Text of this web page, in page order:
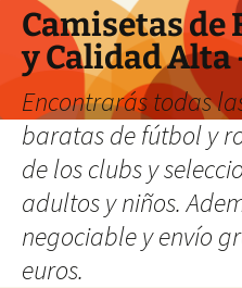
Camisetas de
y Calidad Alta
Encontrarás todas
baratas de fútbol y
de los clubs y
adultos y niños.
negociable y envío
euros.